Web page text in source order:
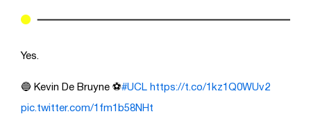
Yes.
🔵 Kevin De Bruyne ⚽️#UCL https://t.co/1kz1Q0WUv2
pic.twitter.com/1fm1b58NHt